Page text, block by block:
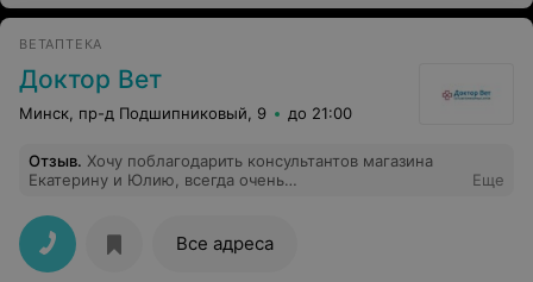
ВЕТАПТЕКА
Доктор Вет
Минск, пр-д Подшипниковый, 9 до 21:00
Отзыв. Хочу поблагодарить консультантов магазина
Екатерину и Юлию, всегда очень
какой то вопрос, абсолютно на своем месте!!
Еще
Все адреса